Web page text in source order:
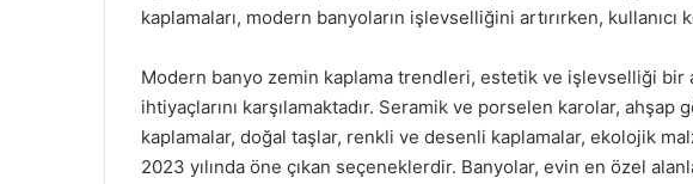
kaplamaları, modern banyoların işlevselliğini artırırken,
Modern banyo zemin kaplama trendleri, estetik ve işlevselliği bir
ihtiyaçlarını karşılamaktadır. Seramik ve porselen karolar,
kaplamalar, doğal taşlar, renkli ve desenli kaplamalar, ekolojik
2023 yılında öne çıkan seçeneklerdir. Banyolar, evin en özel